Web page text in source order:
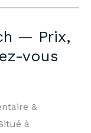
— Prix,
vous
&
à